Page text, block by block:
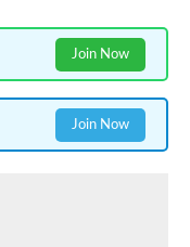
Join Now
Join Now